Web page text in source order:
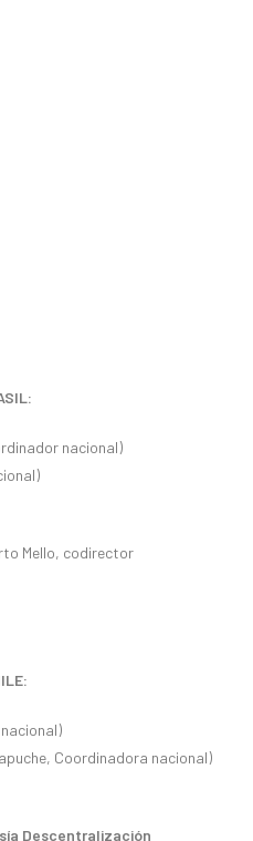
nacional)
Mello, codirector
Coordinadora nacional)
Descentralización